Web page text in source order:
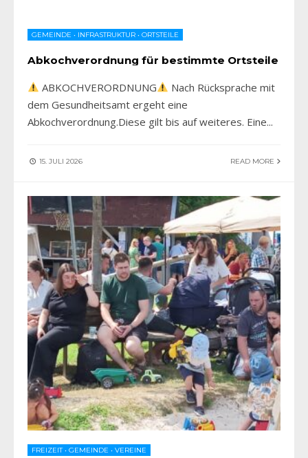
GEMEINDE • INFRASTRUKTUR • ORTSTEILE
Abkochverordnung für bestimmte Ortsteile
ABKOCHVERORDNUNG
Nach Rücksprache mit
dem Gesundheitsamt ergeht eine
Abkochverordnung.Diese gilt bis auf weiteres. Eine...
15. JULI 2026 READ MORE
FREIZEIT• GEMEINDE • VEREINE